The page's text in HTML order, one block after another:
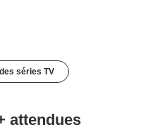
séries TV
attendues